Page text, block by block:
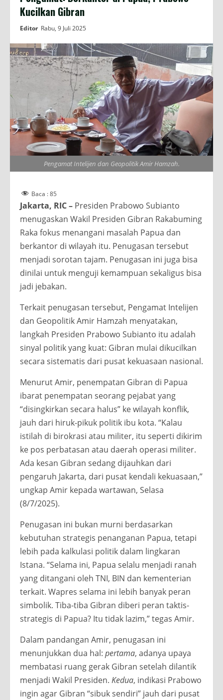
Kucilkan Gibran
Editor Rabu, 9 Juli 2025
Pengamat Intelijen dan Geopolitik Amir Hamzah.
Baca :85
Jakarta, RIC – Presiden Prabowo Subianto
menugaskan Wakil Presiden Gibran Rakabuming
Raka fokus menangani masalah Papua dan
berkantor di wilayah itu. Penugasan tersebut
menjadi sorotan tajam. Penugasan ini juga bisa
dinilai untuk menguji kemampuan sekaligus bisa
jadi jebakan.
Terkait penugasan tersebut, Pengamat Intelijen
dan Geopolitik Amir Hamzah menyatakan,
langkah Presiden Prabowo Subianto itu adalah
sinyal politik yang kuat: Gibran mulai dikucilkan
secara sistematis dari pusat kekuasaan nasional.
Menurut Amir, penempatan Gibran di Papua
ibarat penempatan seorang pejabat yang
“disingkirkan secara halus” ke wilayah konflik,
jauh dari hiruk-pikuk politik ibu kota. “Kalau
istilah di birokrasi atau militer, itu seperti dikirim
ke pos perbatasan atau daerah operasi militer.
Ada kesan Gibran sedang dijauhkan dari
pengaruh Jakarta, dari pusat kendali kekuasaan,”
ungkap Amir kepada wartawan, Selasa
(8/7/2025).
Penugasan ini bukan murni berdasarkan
kebutuhan strategis penanganan Papua, tetapi
lebih pada kalkulasi politik dalam lingkaran
Istana. “Selama ini, Papua selalu menjadi ranah
yang ditangani oleh TNI, BIN dan kementerian
terkait. Wapres selama ini lebih banyak peran
simbolik. Tiba-tiba Gibran diberi peran taktis-
strategis di Papua? Itu tidak lazim,” tegas Amir.
Dalam pandangan Amir, penugasan ini
menunjukkan dua hal: pertama, adanya upaya
membatasi ruang gerak Gibran setelah dilantik
menjadi Wakil Presiden. Kedua, indikasi Prabowo
ingin agar Gibran “sibuk sendiri” jauh dari pusat